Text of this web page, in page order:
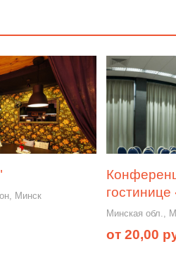
Минск
Минская обл.,
от 20,00